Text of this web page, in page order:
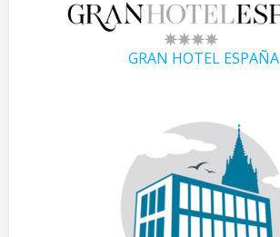
GRAN HOTEL ESPAÑA